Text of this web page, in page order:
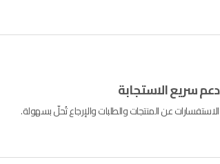
دعم سريع الاستجابة
الاستفسارات عن المنتجات والطلبات والإرجاع تُحلّ بسهولة.